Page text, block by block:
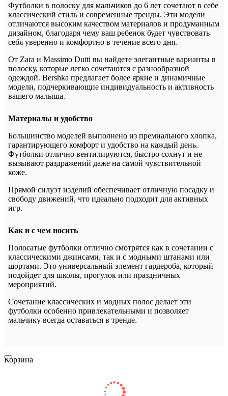
Футболки в полоску для мальчиков до 6 лет сочетают в себе
классический стиль и современные тренды. Эти модели
отличаются высоким качеством материалов и продуманным
дизайном, благодаря чему ваш ребенок будет чувствовать
себя уверенно и комфортно в течение всего дня.
От Zara и Massimo Dutti вы найдете элегантные варианты в
полоску, которые легко сочетаются с разнообразной
одеждой. Bershka предлагает более яркие и динамичные
модели, подчеркивающие индивидуальность и активность
вашего малыша.
Материалы и удобство
Большинство моделей выполнено из премиального хлопка,
гарантирующего комфорт и удобство на каждый день.
Футболки отлично вентилируются, быстро сохнут и не
вызывают раздражений даже на самой чувствительной
коже.
Прямой силуэт изделий обеспечивает отличную посадку и
свободу движений, что идеально подходит для активных
игр.
Как и с чем носить
Полосатые футболки отлично смотрятся как в сочетании с
классическими джинсами, так и с модными штанами или
шортами. Это универсальный элемент гардероба, который
подойдет для школы, прогулок или праздничных
мероприятий.
Сочетание классических и модных полос делает эти
футболки особенно привлекательными и позволяет
мальчику всегда оставаться в тренде.
Корзина